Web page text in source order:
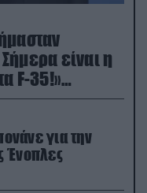
είναι η
F-35!»
για την
Ένοπλες